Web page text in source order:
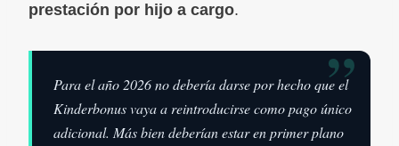
prestación por hijo a cargo.
”
Para el año 2026 no debería darse por hecho que el
Kinderbonus vaya a reintroducirse como pago único
adicional. Más bien deberían estar en primer plano